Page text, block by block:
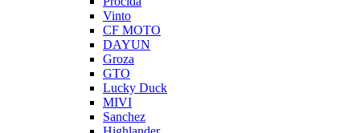
Vinto
CF MOTO
DAYUN
Groza
GTO
Lucky Duck
MIVI
Sanchez